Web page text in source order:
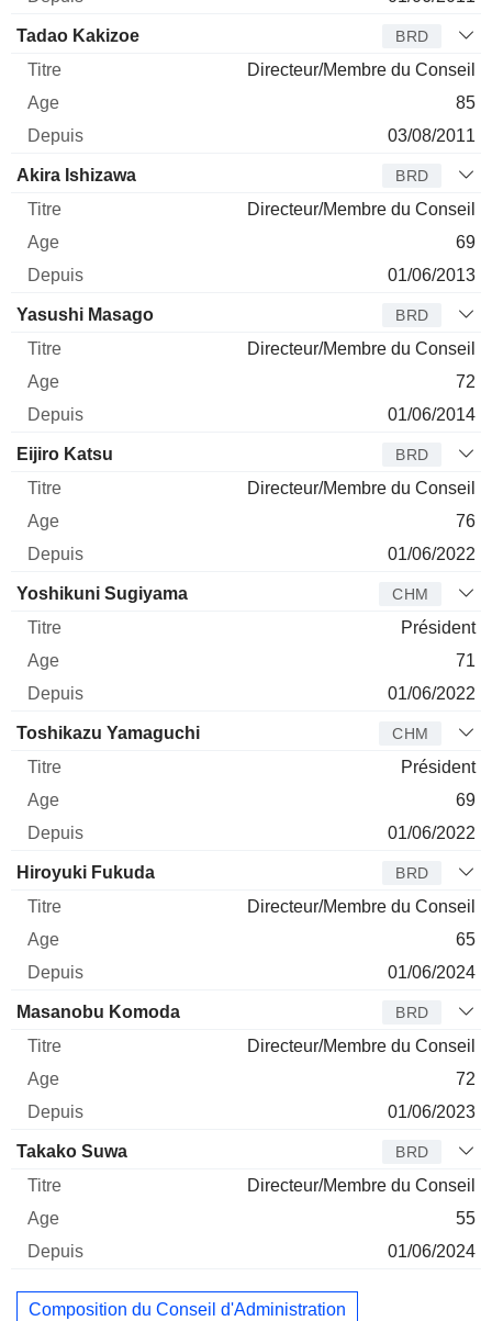
Tadao Kakizoe BRD
Directeur/Membre du Conseil
85
03/08/2011
Akira Ishizawa BRD
Directeur/Membre du Conseil
69
01/06/2013
Yasushi Masago BRD
Directeur/Membre du Conseil
72
01/06/2014
Eijiro Katsu BRD
Directeur/Membre du Conseil
76
01/06/2022
Yoshikuni Sugiyama CHM
Président
71
01/06/2022
Toshikazu Yamaguchi CHM
Président
69
01/06/2022
Hiroyuki Fukuda BRD
Directeur/Membre du Conseil
65
01/06/2024
Masanobu Komoda BRD
Directeur/Membre du Conseil
72
01/06/2023
Takako Suwa BRD
Directeur/Membre du Conseil
55
01/06/2024
Composition du Conseil d'Administration